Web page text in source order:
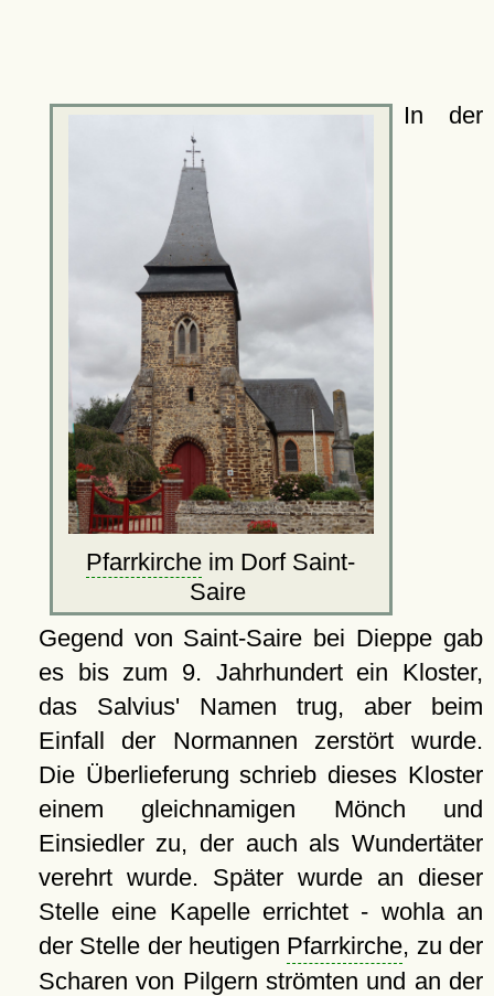
Pfarrkirche im Dorf Saint-
Saire
In der
Gegend von Saint-Saire bei Dieppe gab
es bis zum 9. Jahrhundert ein Kloster,
das Salvius' Namen trug, aber beim
Einfall der Normannen zerstört wurde.
Die Überlieferung schrieb dieses Kloster
einem gleichnamigen Mönch und
Einsiedler zu, der auch als Wundertäter
verehrt wurde. Später wurde an dieser
Stelle eine Kapelle errichtet - wohla an
der Stelle der heutigen Pfarrkirche, zu der
Scharen von Pilgern strömten und an der